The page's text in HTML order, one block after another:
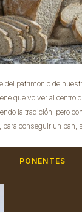
del patrimonio de
que volver al centro
la tradición, pero
para conseguir un pan,
PONENTES